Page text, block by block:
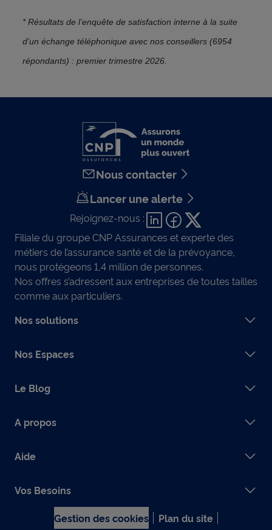
* Résultats de l’enquête de satisfaction interne à la suite
d’un échange téléphonique avec nos conseillers (6954
répondants) : premier trimestre 2026.
Nous contacter
Lancer une alerte
Rejoignez-nous :
Filiale du groupe CNP Assurances et experte des
métiers de l’assurance santé et de la prévoyance,
nous protégeons 1,4 million de personnes.
Nos offres s’adressent aux entreprises de toutes tailles
comme aux particuliers.
Nos solutions
Nos Espaces
Le Blog
A propos
Aide
Vos Besoins
Gestion des cookies
Plan du site